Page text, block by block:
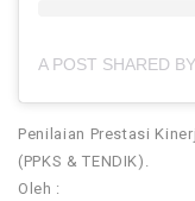
Penilaian Prestasi
(PPKS & TENDIK).
Oleh :